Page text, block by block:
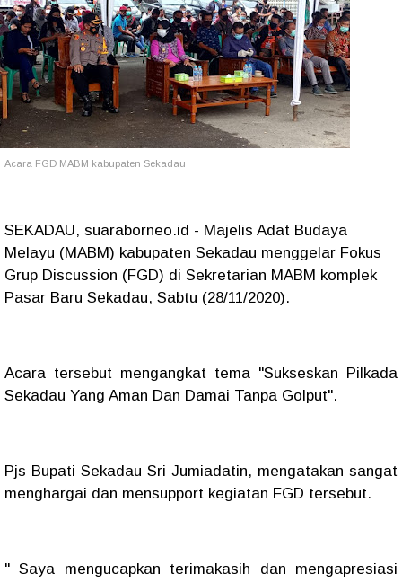
Acara FGD MABM kabupaten Sekadau
SEKADAU, suaraborneo.id - Majelis Adat Budaya
Melayu (MABM) kabupaten Sekadau menggelar Fokus
Grup Discussion (FGD) di Sekretarian MABM komplek
Pasar Baru Sekadau, Sabtu (28/11/2020).
Acara tersebut mengangkat tema "Sukseskan Pilkada
Sekadau Yang Aman Dan Damai Tanpa Golput".
Pjs Bupati Sekadau Sri Jumiadatin, mengatakan sangat
menghargai dan mensupport kegiatan FGD tersebut.
" Saya mengucapkan terimakasih dan mengapresiasi